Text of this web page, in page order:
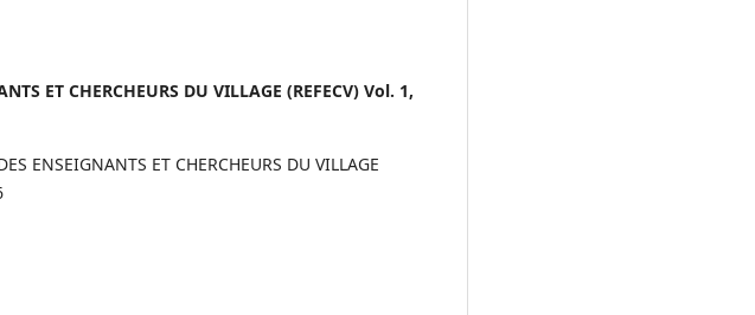
ET CHERCHEURS DU VILLAGE (REFECV) Vol. 1,
ENSEIGNANTS ET CHERCHEURS DU VILLAGE